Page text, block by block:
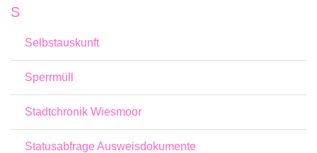
S
Selbstauskunft
Sperrmüll
Stadtchronik Wiesmoor
Statusabfrage Ausweisdokumente